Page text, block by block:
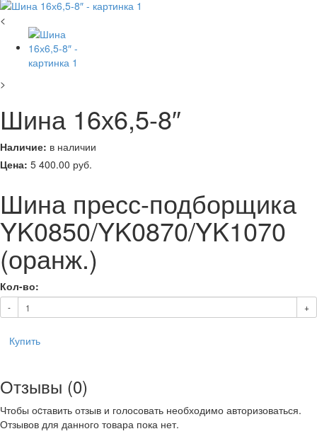
<
>
Шина 16х6,5-8″
Наличие: в наличии
Цена: 5 400.00 руб.
Шина пресс-подборщика
YK0850/YK0870/YK1070
(оранж.)
Кол-во:
- +
Купить
Отзывы (0)
Чтобы оcтавить отзыв и голосовать необходимо авторизоваться.
Отзывов для данного товара пока нет.